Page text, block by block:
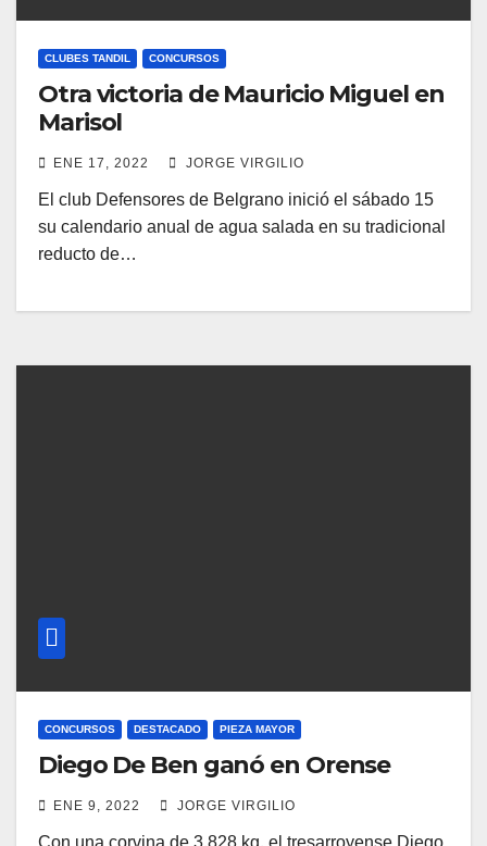
CLUBES TANDIL CONCURSOS
Otra victoria de Mauricio Miguel en
Marisol
ENE 17, 2022 JORGE VIRGILIO
El club Defensores de Belgrano inició el sábado 15
su calendario anual de agua salada en su tradicional
reducto de…
CONCURSOS DESTACADO PIEZA MAYOR
Diego De Ben ganó en Orense
ENE 9, 2022 JORGE VIRGILIO
Con una corvina de 3.828 kg, el tresarroyense Diego